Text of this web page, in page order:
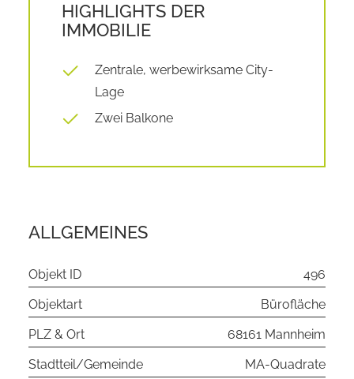
HIGHLIGHTS DER
IMMOBILIE
Zentrale, werbewirksame City-
Lage
Zwei Balkone
ALLGEMEINES
Objekt ID
496
Objektart
Bürofläche
PLZ & Ort
68161 Mannheim
Stadtteil/Gemeinde
MA-Quadrate